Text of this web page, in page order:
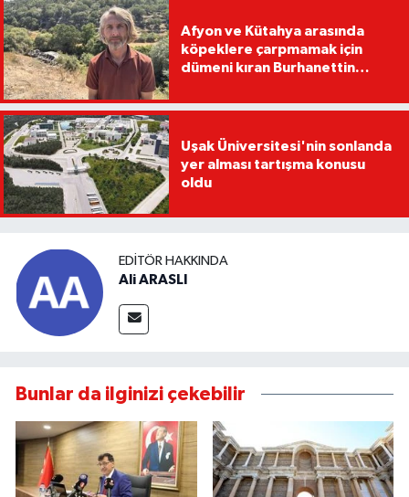
Afyon ve Kütahya arasında
köpeklere çarpmamak için
dümeni kıran Burhanettin
Uşak Üniversitesi'nin sonlanda
yer alması tartışma konusu
oldu
EDITÖR HAKKINDA
Ali ARASLI
Bunlar da ilginizi çekebilir